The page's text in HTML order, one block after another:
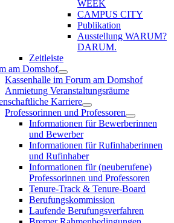
WEEK
CAMPUS CITY
Publikation
Ausstellung WARUM?
DARUM.
Zeitleiste
am Domshof
Kassenhalle im Forum am Domshof
Anmietung Veranstaltungsräume
Karriere
Professorinnen und Professoren
Informationen für Bewerberinnen
und Bewerber
Informationen für Rufinhaberinnen
und Rufinhaber
Informationen für (neuberufene)
Professorinnen und Professoren
Tenure-Track & Tenure-Board
Berufungskommission
Laufende Berufungsverfahren